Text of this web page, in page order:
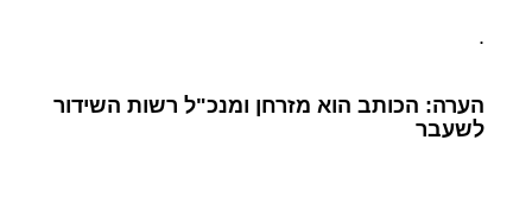
.
הערה: הכותב הוא מזרחן ומנכ"ל רשות השידור
לשעבר